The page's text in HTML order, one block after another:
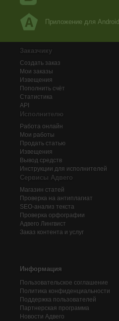
Приложение для Android
Заказчику
Создать заказ
Мои заказы
Извещения
Пополнить счёт
Статистика
API
Исполнителю
Работа онлайн
Мои работы
Продать статью
Извещения
Вывод средств
Инструкции для исполнителей
Сервисы Адвего
Магазин статей
Проверка на антиплагиат
SEO-анализ текста
Проверка орфографии
Адвего Лингвист
Заказ контента и услуг
Информация
Пользовательское соглашение
Политика конфиденциальности
Поддержка пользователей
Партнерская программа
Новости Адвего